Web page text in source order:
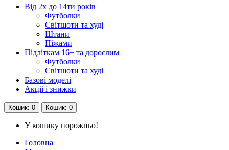
Від 2х до 14ти років
Футболки
Світшоти та худі
Штани
Піжами
Підліткам 16+ та дорослим
Футболки
Світшоти та худі
Базові моделі
Акціі і знижки
Кошик: 0 Кошик: 0
У кошику порожньо!
Головна